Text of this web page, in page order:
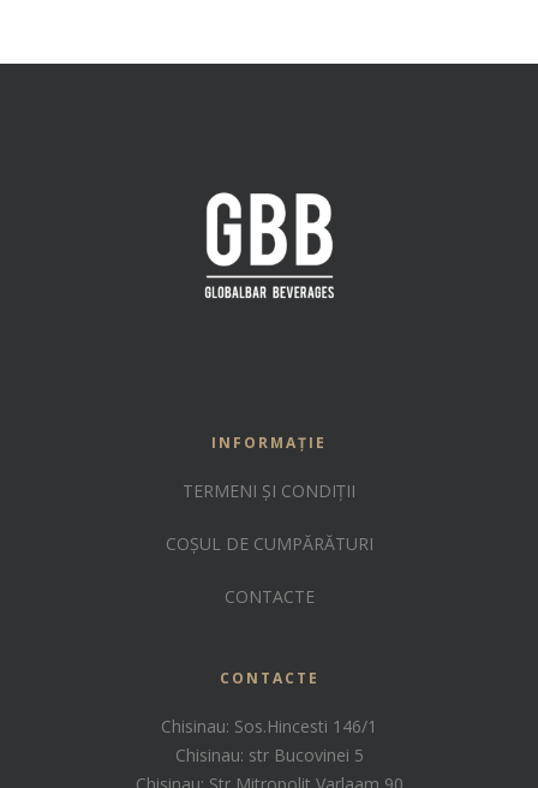
INFORMAȚIE
TERMENI ȘI CONDIȚII
COȘUL DE CUMPĂRĂTURI
CONTACTE
CONTACTE
Chisinau: Sos.Hincesti 146/1
Chisinau: str Bucovinei 5
Chisinau: Str Mitropolit Varlaam 90